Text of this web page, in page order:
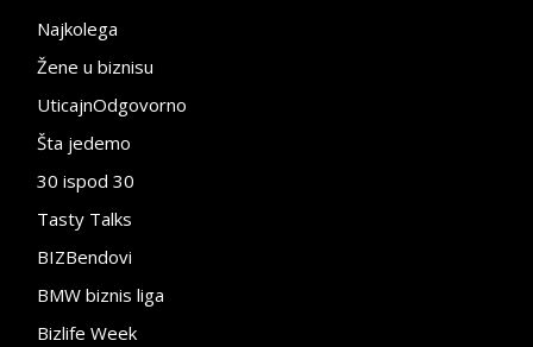
Najkolega
Žene u biznisu
UticajnOdgovorno
Šta jedemo
30 ispod 30
Tasty Talks
BIZBendovi
BMW biznis liga
Bizlife Week